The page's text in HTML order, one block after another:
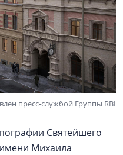
пресс-службой Группы RBI
Святейшего
Михаила